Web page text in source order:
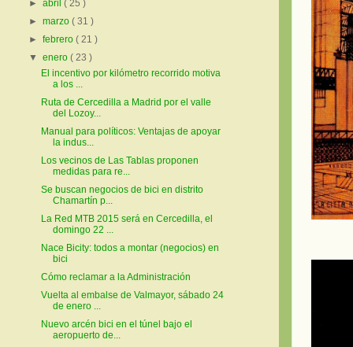
►abril( 25 )
►marzo( 31 )
►febrero( 21 )
▼enero( 23 )
El incentivo por kilómetro recorrido motiva
a los ...
Ruta de Cercedilla a Madrid por el valle
del Lozoy...
Manual para políticos: Ventajas de apoyar
la indus...
Los vecinos de Las Tablas proponen
medidas para re...
Se buscan negocios de bici en distrito
Chamartín p...
La Red MTB 2015 será en Cercedilla, el
domingo 22 ...
Nace Bicity: todos a montar (negocios) en
bici
Cómo reclamar a la Administración
Vuelta al embalse de Valmayor, sábado 24
de enero ...
Nuevo arcén bici en el túnel bajo el
aeropuerto de...